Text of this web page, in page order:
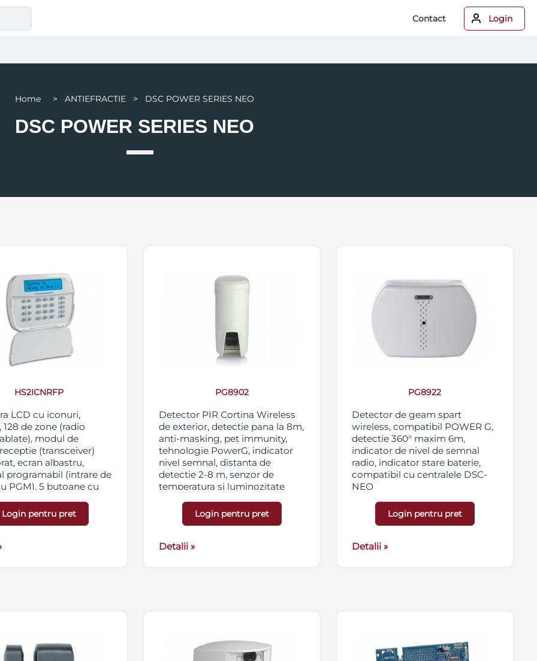
Contact Login
Home > ANTIEFRACTIE > DSC POWER SERIES NEO
DSC POWER SERIES NEO
HS2ICNRFP
LCD cu iconuri,
128 de zone (radio
modul de
(transceiver)
ecran albastru,
programabil (intrare de
PGM), 5 butoane cu
alarma foc (Fire),
medicala (Medical),
ajustabile,
Login pentru pret
PG8902
Detector PIR Cortina Wireless
de exterior, detectie pana la 8m,
anti-masking, pet immunity,
tehnologie PowerG, indicator
nivel semnal, distanta de
detectie 2-8 m, senzor de
temperatura si luminozitate
Login pentru pret
Detalii »
PG8922
Detector de geam spart
wireless, compatibil POWER G,
detectie 360° maxim 6m,
indicator de nivel de semnal
radio, indicator stare baterie,
compatibil cu centralele DSC-
NEO
Login pentru pret
Detalii »